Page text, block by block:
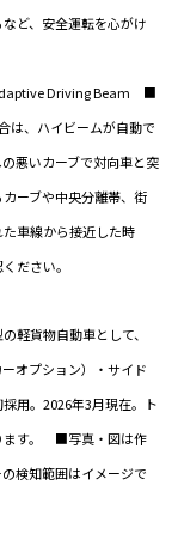
ど、安全運転を心がけ
Driving Beam ■
、ハイビームが自動で
悪いカーブで対向車と突
ーブや中央分離帯、街
車線から接近した時
ださい。
軽貨物自動車として、
オプション）・サイド
用。2026年3月現在。ト
ます。 ■写真・図は作
検知範囲はイメージで